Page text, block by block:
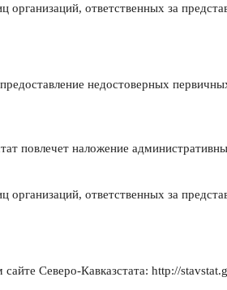
ответственных за
недостоверных
повлечет наложение
ответственных за
Северо-Кавказстата: http://